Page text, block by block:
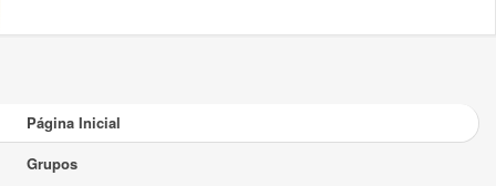
Página Inicial
Grupos